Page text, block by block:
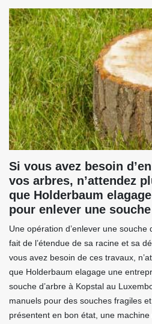
Si vous avez besoin
vos arbres, n’attendez
que Holderbaum
pour enlever une souche
Une opération d’enlever une souche
fait de l’étendue de sa racine et sa
vous avez besoin de ces travaux,
que Holderbaum elagage une
souche d’arbre à Kopstal au
manuels pour des souches fragiles
présentent en bon état, une